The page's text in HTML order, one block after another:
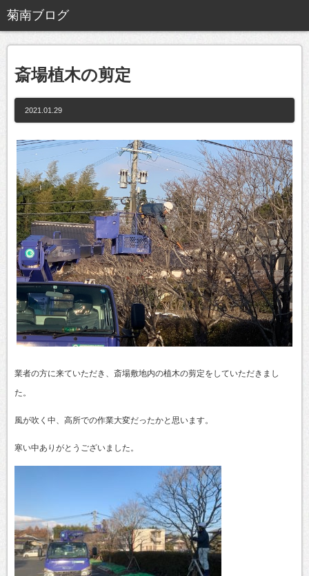
斎場植木の剪定
2021.01.29
業者の方に来ていただき、斎場敷地内の植木の剪定をしていただきまし
た。
風が吹く中、高所での作業大変だったかと思います。
寒い中ありがとうございました。